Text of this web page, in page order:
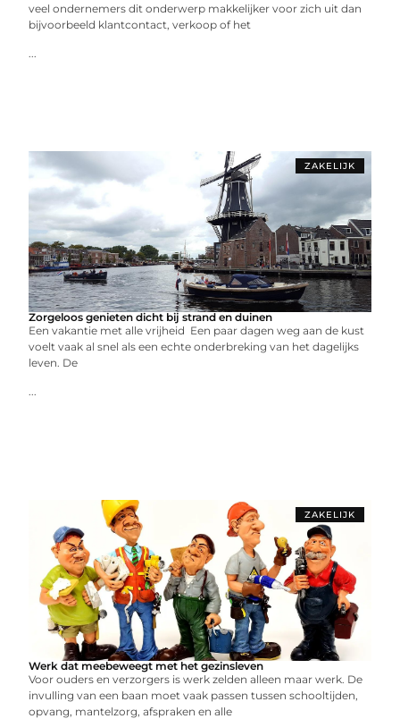
veel ondernemers dit onderwerp makkelijker voor zich uit dan
bijvoorbeeld klantcontact, verkoop of het
...
ZAKELIJK
Zorgeloos genieten dicht bij strand en duinen
Een vakantie met alle vrijheid Een paar dagen weg aan de kust
voelt vaak al snel als een echte onderbreking van het dagelijks
leven. De
...
ZAKELIJK
Werk dat meebeweegt met het gezinsleven
Voor ouders en verzorgers is werk zelden alleen maar werk. De
invulling van een baan moet vaak passen tussen schooltijden,
opvang, mantelzorg, afspraken en alle